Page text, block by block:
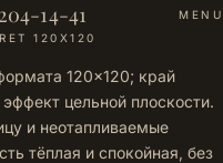
14-41
MENU
120X120
120×120; край
цельной плоскости.
и неотапливаемые
тёплая и спокойная, без